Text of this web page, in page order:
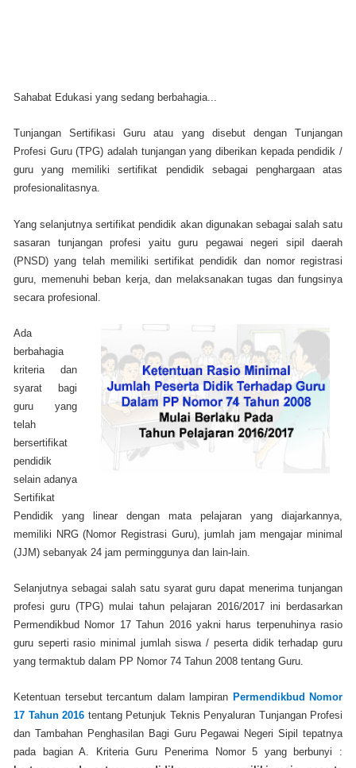
Sahabat Edukasi yang sedang berbahagia...
Tunjangan Sertifikasi Guru atau yang disebut dengan Tunjangan
Profesi Guru (TPG) adalah tunjangan yang diberikan kepada pendidik /
guru yang memiliki sertifikat pendidik sebagai penghargaan atas
profesionalitasnya.
Yang selanjutnya sertifikat pendidik akan digunakan sebagai salah satu
sasaran tunjangan profesi yaitu guru pegawai negeri sipil daerah
(PNSD) yang telah memiliki sertifikat pendidik dan nomor registrasi
guru, memenuhi beban kerja, dan melaksanakan tugas dan fungsinya
secara profesional.
Ada
berbahagia
kriteria dan
syarat bagi
guru yang
telah
bersertifikat
pendidik
selain adanya
Sertifikat
Pendidik yang linear dengan mata pelajaran yang diajarkannya,
memiliki NRG (Nomor Registrasi Guru), jumlah jam mengajar minimal
(JJM) sebanyak 24 jam perminggunya dan lain-lain.
Selanjutnya sebagai salah satu syarat guru dapat menerima tunjangan
profesi guru (TPG) mulai tahun pelajaran 2016/2017 ini berdasarkan
Permendikbud Nomor 17 Tahun 2016 yakni harus terpenuhinya rasio
guru seperti rasio minimal jumlah siswa / peserta didik terhadap guru
yang termaktub dalam PP Nomor 74 Tahun 2008 tentang Guru.
Ketentuan tersebut tercantum dalam lampiran Permendikbud Nomor
17 Tahun 2016 tentang Petunjuk Teknis Penyaluran Tunjangan Profesi
dan Tambahan Penghasilan Bagi Guru Pegawai Negeri Sipil tepatnya
pada bagian A. Kriteria Guru Penerima Nomor 5 yang berbunyi :